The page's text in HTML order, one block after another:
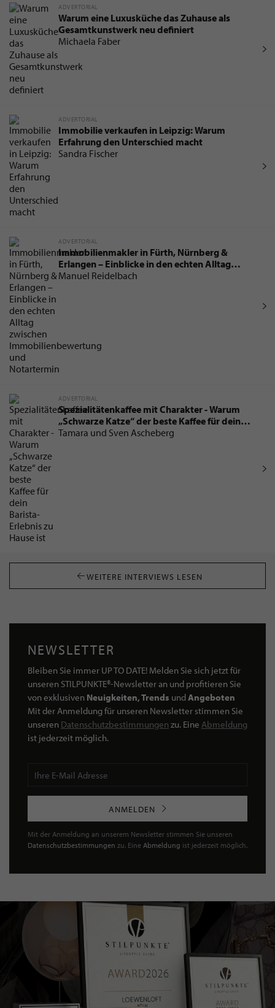
ADVERTORIAL
Warum eine Luxusküche das Zuhause als
Gesamtkunstwerk neu definiert
Michaela Faber
ADVERTORIAL
Immobilie verkaufen in Leipzig: Warum
Erfahrung den Unterschied macht
Sandra Fischer
ADVERTORIAL
Immobilienmakler in Fürth, Nürnberg &
Erlangen – Einblicke in den echten Alltag
zwischen Immobilienbewertung und
Manuel Reidelbach
ADVERTORIAL
Spezialitätenkaffee mit Charakter - Warum
„Schwarze Katze“ der beste Kaffee für dein
Barista-Erlebnis zu Hause ist
Tamara und Sven Ascheberg
WEITERE INTERVIEWS LESEN
NEWSLETTER
Bleiben Sie immer UP TO DATE! Melden Sie sich jetzt für
unseren STILPUNKTE®-Newsletter an und profitieren Sie
von exklusiven Neuigkeiten, Trends undAngeboten
Mit der Anmeldung für unseren Newsletter stimmen Sie
unseren Datenschutzbestimmungen zu. Eine Abmeldung
ist jederzeit möglich.
ANMELDEN
Mit der Anmeldung an unserem Newsletter stimmen Sie unseren
Datenschutzbestimmungen zu. Eine Abmeldung ist jederzeit möglich.